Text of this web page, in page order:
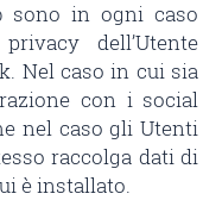
sono in ogni caso
dell’Utente
Nel caso in cui sia
con i social
nel caso gli Utenti
raccolga dati di
è installato.